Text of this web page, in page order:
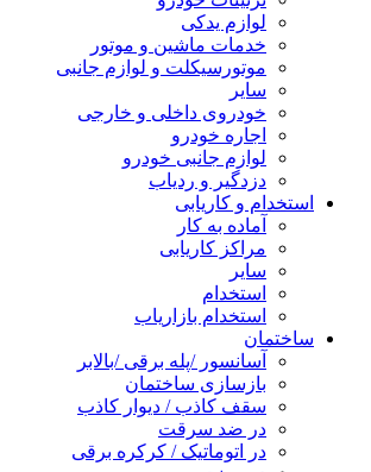
لوازم یدکی
خدمات ماشین و موتور
موتورسیکلت و لوازم جانبی
سایر
خودروی داخلی و خارجی
اجاره خودرو
لوازم جانبی خودرو
دزدگیر و ردیاب
استخدام و کاریابی
آماده به کار
مراکز کاریابی
سایر
استخدام
استخدام بازاریاب
ساختمان
آسانسور /پله برقی /بالابر
بازسازی ساختمان
سقف کاذب / دیوار کاذب
در ضد سرقت
در اتوماتیک / کرکره برقی